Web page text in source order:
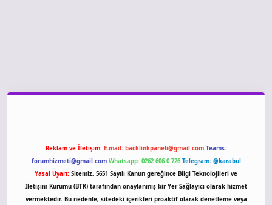
Reklam ve İletişim: E-mail: backlinkpaneli@gmail.com Teams:
forumhizmeti@gmail.com Whatsapp: 0262 606 0 726 Telegram: @karabul
Yasal Uyarı: Sitemiz, 5651 Sayılı Kanun gereğince Bilgi Teknolojileri ve
İletişim Kurumu (BTK) tarafından onaylanmış bir Yer Sağlayıcı olarak hizmet
vermektedir. Bu nedenle, sitedeki içerikleri proaktif olarak denetleme veya